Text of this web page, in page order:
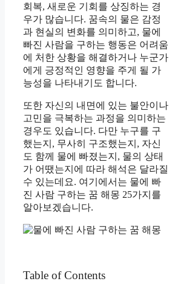
회복, 새로운 기회를 상징하는 경
우가 많습니다. 꿈속의 물은 감정
과 현실의 변화를 의미하고, 물에
빠진 사람을 구하는 행동은 어려움
에 처한 상황을 해결하거나 누군가
에게 긍정적인 영향을 주게 될 가
능성을 나타내기도 합니다.
또한 자신의 내면에 있는 불안이나
고민을 극복하는 과정을 의미하는
경우도 있습니다. 다만 누구를 구
했는지, 무사히 구조했는지, 자신
도 함께 물에 빠졌는지, 물의 상태
가 어땠는지에 따라 해석은 달라질
수 있는데요. 여기에서는 물에 빠
진 사람 구하는 꿈 해몽 25가지를
알아보겠습니다.
Table of Contents